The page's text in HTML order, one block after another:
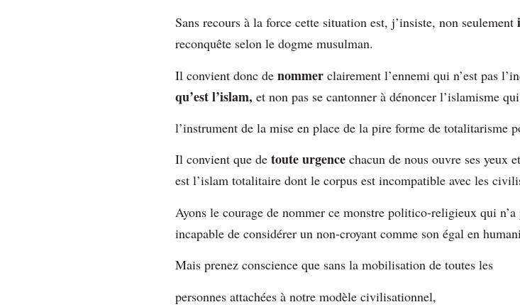
Sans recours à la force cette situation est, j’insiste, non seulement
reconquête selon le dogme musulman.
Il convient donc de nommer clairement l’ennemi qui n’est pas
qu’est l’islam, et non pas se cantonner à dénoncer l’islamisme
l’instrument de la mise en place de la pire forme de totalitarisme
Il convient que de toute urgence chacun de nous ouvre ses yeux
est l’islam totalitaire dont le corpus est incompatible avec les
Ayons le courage de nommer ce monstre politico-religieux qui n’a
incapable de considérer un non-croyant comme son égal en
Mais prenez conscience que sans la mobilisation de toutes les
personnes attachées à notre modèle civilisationnel,